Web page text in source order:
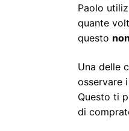
Paolo
quante
questo
Una delle
osservare
Questo ti
di